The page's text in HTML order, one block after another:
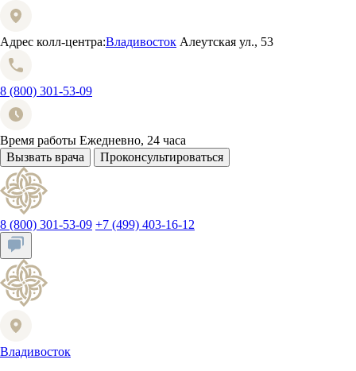
Адрес колл-центра:Владивосток Алеутская ул., 53
8 (800) 301-53-09
Время работы Ежедневно, 24 часа
Вызвать врача
Проконсультироваться
8 (800) 301-53-09 +7 (499) 403-16-12
Владивосток